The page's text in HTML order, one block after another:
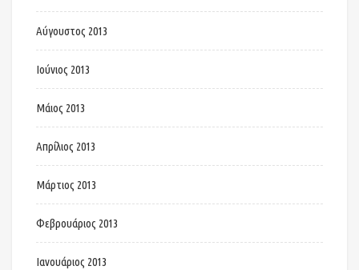
Αύγουστος 2013
Ιούνιος 2013
Μάιος 2013
Απρίλιος 2013
Μάρτιος 2013
Φεβρουάριος 2013
Ιανουάριος 2013